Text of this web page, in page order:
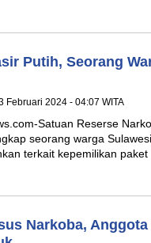
Putih, Seorang
Februari 2024 - 04:07 WITA
Satuan Reserse
seorang warga
terkait kepemilikan
Narkoba,